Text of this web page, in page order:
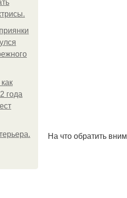
года
На что обратить